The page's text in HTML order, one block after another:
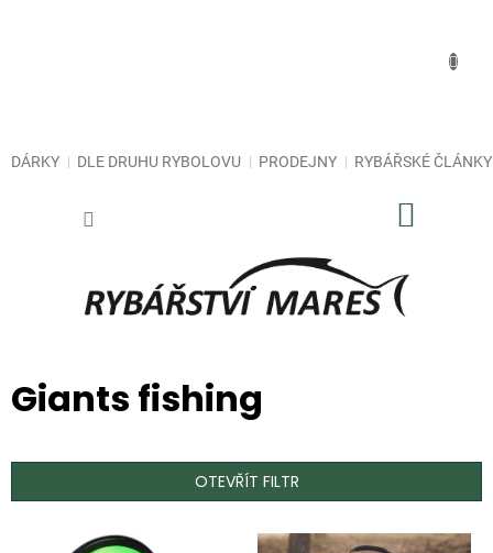
DÁRKY DLE DRUHU RYBOLOVU PRODEJNY RYBÁŘSKÉ ČLÁNKY
Giants fishing
OTEVŘÍT FILTR